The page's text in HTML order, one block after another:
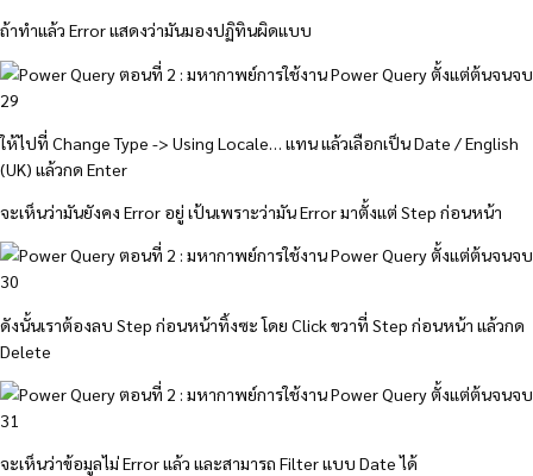
ถ้าทำแล้ว Error แสดงว่ามันมองปฏิทินผิดแบบ
ให้ไปที่ Change Type -> Using Locale… แทน แล้วเลือกเป็น Date / English
(UK) แล้วกด Enter
จะเห็นว่ามันยังคง Error อยู่ เป้นเพราะว่ามัน Error มาตั้งแต่ Step ก่อนหน้า
ดังนั้นเราต้องลบ Step ก่อนหน้าทิ้งซะ โดย Click ขวาที่ Step ก่อนหน้า แล้วกด
Delete
จะเห็นว่าข้อมูลไม่ Error แล้ว และสามารถ Filter แบบ Date ได้